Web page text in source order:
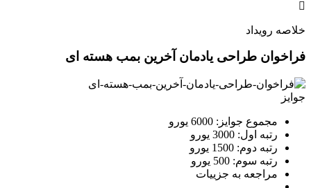
خلاصه رویداد
فراخوان طراحی یادمان آخرین بمب هسته ای
جوایز
مجموع جوایز: 6000 یورو
رتبه اول: 3000 یورو
رتبه دوم: 1500 یورو
رتبه سوم: 500 یورو
مراجعه به جزییات